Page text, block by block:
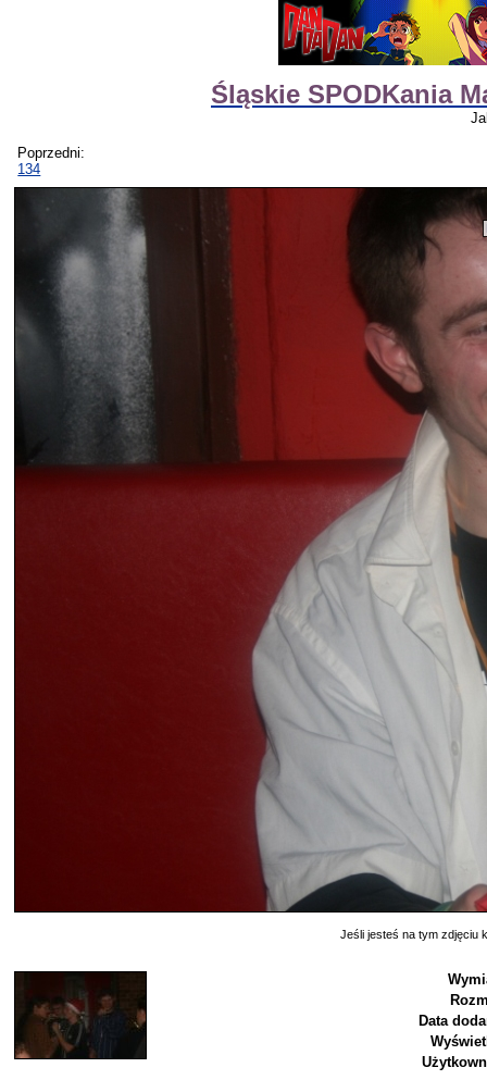
Śląskie SPODKania
Poprzedni:
134
Jeśli jesteś na tym zdjęciu
Data